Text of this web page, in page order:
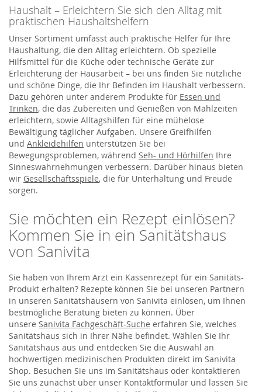
Haushalt – Erleichtern Sie sich den Alltag mit
praktischen Haushaltshelfern
Unser Sortiment umfasst auch praktische Helfer für Ihre
Haushaltung, die den Alltag erleichtern. Ob spezielle
Hilfsmittel für die Küche oder technische Geräte zur
Erleichterung der Hausarbeit – bei uns finden Sie nützliche
und schöne Dinge, die Ihr Befinden im Haushalt verbessern.
Dazu gehören unter anderem Produkte für Essen und
Trinken, die das Zubereiten und Genießen von Mahlzeiten
erleichtern, sowie Alltagshilfen für eine mühelose
Bewältigung täglicher Aufgaben. Unsere Greifhilfen
und Ankleidehilfen unterstützen Sie bei
Bewegungsproblemen, während Seh- und Hörhilfen Ihre
Sinneswahrnehmungen verbessern. Darüber hinaus bieten
wir Gesellschaftsspiele, die für Unterhaltung und Freude
sorgen.
Sie möchten ein Rezept einlösen?
Kommen Sie in ein Sanitätshaus
von Sanivita
Sie haben von Ihrem Arzt ein Kassenrezept für ein Sanitäts-
Produkt erhalten? Rezepte können Sie bei unseren Partnern
in unseren Sanitätshäusern von Sanivita einlösen, um Ihnen
bestmögliche Beratung bieten zu können. Über
unsere Sanivita Fachgeschäft-Suche erfahren Sie, welches
Sanitätshaus sich in Ihrer Nähe befindet. Wählen Sie Ihr
Sanitätshaus aus und entdecken Sie die Auswahl an
hochwertigen medizinischen Produkten direkt im Sanivita
Shop. Besuchen Sie uns im Sanitätshaus oder kontaktieren
Sie uns zunächst über unser Kontaktformular und lassen Sie